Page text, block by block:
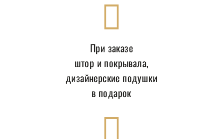
При заказе
штор и покрывала,
дизайнерские подушки
в подарок